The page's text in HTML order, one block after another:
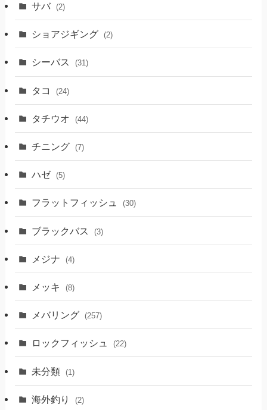
サバ (2)
ショアジギング (2)
シーバス (31)
タコ (24)
タチウオ (44)
チニング (7)
ハゼ (5)
フラットフィッシュ (30)
ブラックバス (3)
メジナ (4)
メッキ (8)
メバリング (257)
ロックフィッシュ (22)
未分類 (1)
海外釣り (2)